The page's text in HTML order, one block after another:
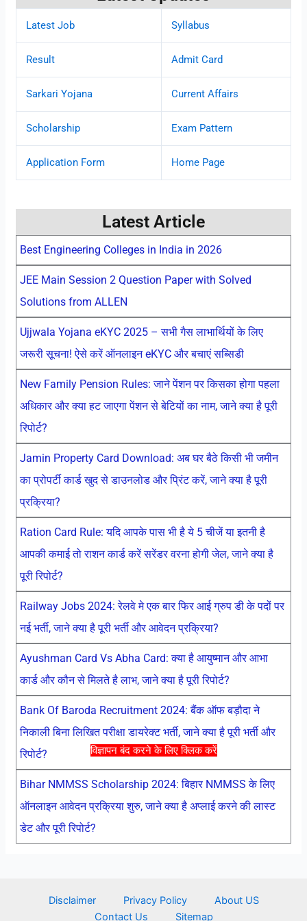
विज्ञापन बंद करने के लिए क्लिक करें
Latest Job Syllabus
Result Admit Card
Sarkari Yojana Current Affairs
Scholarship Exam Pattern
Application Form Home Page
Latest Article
Best Engineering Colleges in India in 2026
JEE Main Session 2 Question Paper with Solved
Solutions from ALLEN
Ujjwala Yojana eKYC 2025 – सभी गैस लाभार्थियों के लिए
जरूरी सूचना! ऐसे करें ऑनलाइन eKYC और बचाएं सब्सिडी
New Family Pension Rules: जाने पेंशन पर किसका होगा पहला
अधिकार और क्या हट जाएगा पेंशन से बेटियों का नाम, जाने क्या है पूरी
रिपोर्ट?
Jamin Property Card Download: अब घर बैठे किसी भी जमीन
का प्रोपर्टी कार्ड खुद से डाउनलोड और प्रिंट करें, जाने क्या है पूरी
प्रक्रिया?
Ration Card Rule: यदि आपके पास भी है ये 5 चीजें या इतनी है
आपकी कमाई तो राशन कार्ड करें सरेंडर वरना होगी जेल, जाने क्या है
पूरी रिपोर्ट?
Railway Jobs 2024: रेलवे मे एक बार फिर आई ग्रुप डी के पदों पर
नई भर्ती, जाने क्या है पूरी भर्ती और आवेदन प्रक्रिया?
Ayushman Card Vs Abha Card: क्या है आयुष्मान और आभा
कार्ड और कौन से मिलते है लाभ, जाने क्या है पूरी रिपोर्ट?
Bank Of Baroda Recruitment 2024: बैंक ऑफ बड़ौदा ने
निकाली बिना लिखित परीक्षा डायरेक्ट भर्ती, जाने क्या है पूरी भर्ती और
रिपोर्ट?
Bihar NMMSS Scholarship 2024: बिहार NMMSS के लिए
ऑनलाइन आवेदन प्रक्रिया शुरु, जाने क्या है अप्लाई करने की लास्ट
डेट और पूरी रिपोर्ट?
Disclaimer Privacy Policy
About US
Contact Us
Sitemap